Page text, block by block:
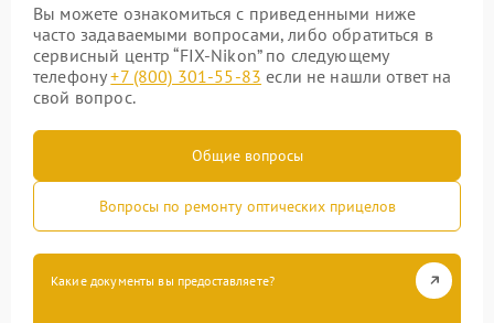
Вы можете ознакомиться с приведенными ниже
часто задаваемыми вопросами, либо обратиться в
сервисный центр “FIX-Nikon” по следующему
телефону+7 (800) 301-55-83 если не нашли ответ на
свой вопрос.
Общие вопросы
Вопросы по ремонту оптических прицелов
Какие документы вы предоставляете?